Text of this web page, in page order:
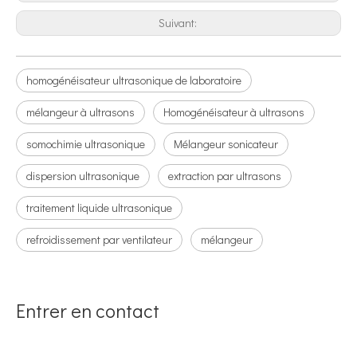
Application de la technologie d’atomisation par ultrasons dans l’industrie des nouvelles énergies
Le système de revêtement par pulvérisation ultrasonique est une
Suivant:
homogénéisateur ultrasonique de laboratoire
mélangeur à ultrasons Homogénéisateur à ultrasons
somochimie ultrasonique Mélangeur sonicateur
dispersion ultrasonique extraction par ultrasons
traitement liquide ultrasonique
refroidissement par ventilateur mélangeur
Entrer en contact